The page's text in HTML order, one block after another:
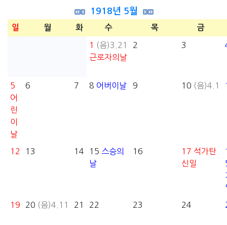
1918년 5월
일 월 화 수 목 금
1
(음)3.21
근로자의날
2 3
5
어
린
이
날
6 7 8 어버이날 9 10 (음)4.1
12 13 14 15 스승의
날
16 17 석가탄
신일
19 20 (음)4.11 21 22 23 24